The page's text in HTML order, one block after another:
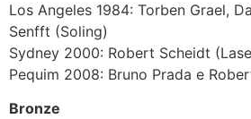
Los Angeles 1984: Torben Grael,
Senfft (Soling)
Sydney 2000: Robert Scheidt
Pequim 2008: Bruno Prada e
Bronze